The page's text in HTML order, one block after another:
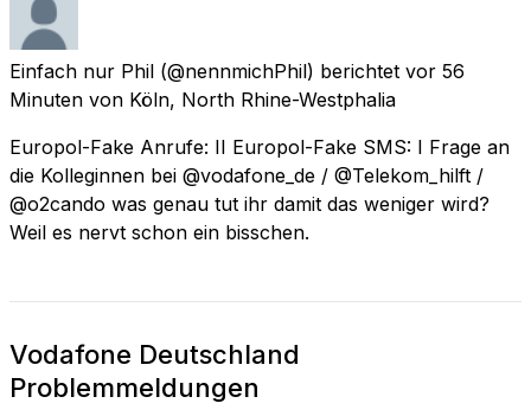
Einfach nur Phil (@nennmichPhil) berichtet vor 56
Minuten von Köln, North Rhine-Westphalia
Europol-Fake Anrufe: II Europol-Fake SMS: I Frage an
die Kolleginnen bei @vodafone_de / @Telekom_hilft /
@o2cando was genau tut ihr damit das weniger wird?
Weil es nervt schon ein bisschen.
Vodafone Deutschland
Problemmeldungen